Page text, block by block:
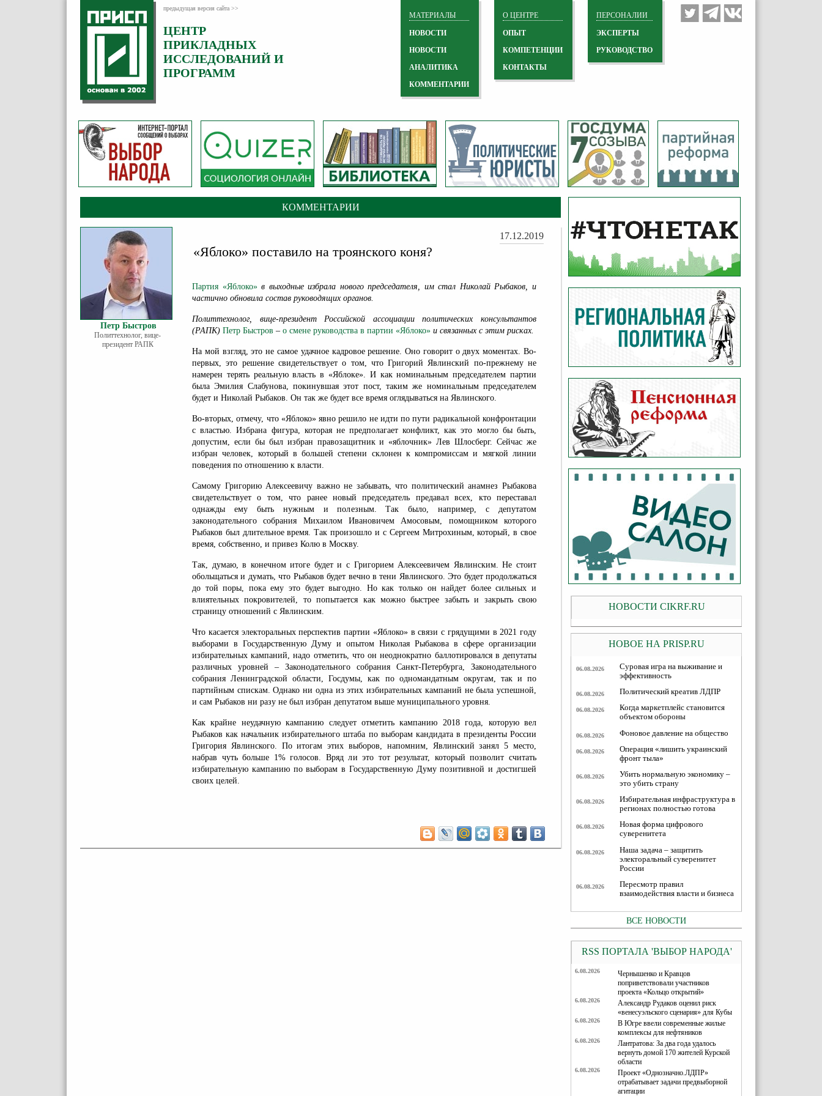
предыдущая версия сайта >>
ЦЕНТР
ПРИКЛАДНЫХ
ИССЛЕДОВАНИЙ И
ПРОГРАММ
ПЕРСОНАЛИИ
ЭКСПЕРТЫ
РУКОВОДСТВО
О ЦЕНТРЕ
ОПЫТ
КОМПЕТЕНЦИИ
КОНТАКТЫ
МАТЕРИАЛЫ
НОВОСТИ
НОВОСТИ
АНАЛИТИКА
КОММЕНТАРИИ
КОММЕНТАРИИ
Петр Быстров
Политтехнолог, вице-
президент РАПК
17.12.2019
«Яблоко» поставило на троянского коня?
Партия «Яблоко»в выходные избрала нового председателя, им стал Николай Рыбаков, и
частично обновила состав руководящих органов.
Политтехнолог, вице-президент Российской ассоциации политических консультантов
(РАПК) Петр Быстров – о смене руководства в партии «Яблоко» и связанных с этим рисках.
На мой взгляд, это не самое удачное кадровое решение. Оно говорит о двух моментах. Во-
первых, это решение свидетельствует о том, что Григорий Явлинский по-прежнему не
намерен терять реальную власть в «Яблоке». И как номинальным председателем партии
была Эмилия Слабунова, покинувшая этот пост, таким же номинальным председателем
будет и Николай Рыбаков. Он так же будет все время оглядываться на Явлинского.
Во-вторых, отмечу, что «Яблоко» явно решило не идти по пути радикальной конфронтации
с властью. Избрана фигура, которая не предполагает конфликт, как это могло бы быть,
допустим, если бы был избран правозащитник и «яблочник» Лев Шлосберг. Сейчас же
избран человек, который в большей степени склонен к компромиссам и мягкой линии
поведения по отношению к власти.
Самому Григорию Алексеевичу важно не забывать, что политический анамнез Рыбакова
свидетельствует о том, что ранее новый председатель предавал всех, кто переставал
однажды ему быть нужным и полезным. Так было, например, с депутатом
законодательного собрания Михаилом Ивановичем Амосовым, помощником которого
Рыбаков был длительное время. Так произошло и с Сергеем Митрохиным, который, в свое
время, собственно, и привез Колю в Москву.
Так, думаю, в конечном итоге будет и с Григорием Алексеевичем Явлинским. Не стоит
обольщаться и думать, что Рыбаков будет вечно в тени Явлинского. Это будет продолжаться
до той поры, пока ему это будет выгодно. Но как только он найдет более сильных и
влиятельных покровителей, то попытается как можно быстрее забыть и закрыть свою
страницу отношений с Явлинским.
Что касается электоральных перспектив партии «Яблоко» в связи с грядущими в 2021 году
выборами в Государственную Думу и опытом Николая Рыбакова в сфере организации
избирательных кампаний, надо отметить, что он неоднократно баллотировался в депутаты
различных уровней – Законодательного собрания Санкт-Петербурга, Законодательного
собрания Ленинградской области, Госдумы, как по одномандатным округам, так и по
партийным спискам. Однако ни одна из этих избирательных кампаний не была успешной,
и сам Рыбаков ни разу не был избран депутатом выше муниципального уровня.
Как крайне неудачную кампанию следует отметить кампанию 2018 года, которую вел
Рыбаков как начальник избирательного штаба по выборам кандидата в президенты России
Григория Явлинского. По итогам этих выборов, напомним, Явлинский занял 5 место,
набрав чуть больше 1% голосов. Вряд ли это тот результат, который позволит считать
избирательную кампанию по выборам в Государственную Думу позитивной и достигшей
своих целей.
НОВОСТИ CIKRF.RU
НОВОЕ НА PRISP.RU
06.08.2026
Суровая игра на выживание и
эффективность
06.08.2026 Политический креатив ЛДПР
06.08.2026
Когда маркетплейс становится
объектом обороны
06.08.2026 Фоновое давление на общество
06.08.2026
Операция «лишить украинский
фронт тыла»
06.08.2026
Убить нормальную экономику –
это убить страну
06.08.2026
Избирательная инфраструктура в
регионах полностью готова
06.08.2026
Новая форма цифрового
суверенитета
06.08.2026
Наша задача – защитить
электоральный суверенитет
России
06.08.2026
Пересмотр правил
взаимодействия власти и бизнеса
ВСЕ НОВОСТИ
RSS ПОРТАЛА 'ВЫБОР НАРОДА'
6.08.2026
Чернышенко и Кравцов
поприветствовали участников
проекта «Кольцо открытий»
6.08.2026
Александр Рудаков оценил риск
«венесуэльского сценария» для Кубы
6.08.2026
В Югре ввели современные жилые
комплексы для нефтяников
6.08.2026
Лантратова: За два года удалось
вернуть домой 170 жителей Курской
области
6.08.2026
Проект «Однозначно.ЛДПР»
отрабатывает задачи предвыборной
агитации